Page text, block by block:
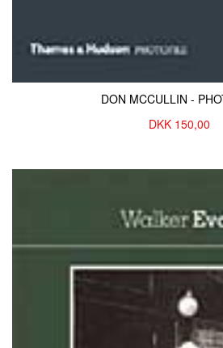
DON MCCULLIN -
DKK 150,00